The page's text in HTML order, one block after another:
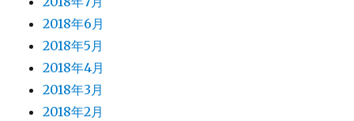
2018年6月
2018年5月
2018年4月
2018年3月
2018年2月